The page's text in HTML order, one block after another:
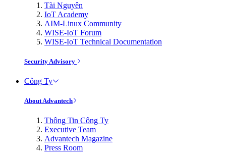
Tài Nguyên
IoT Academy
AIM-Linux Community
WISE-IoT Forum
WISE-IoT Technical Documentation
Security Advisory
Công Ty
About Advantech
Thông Tin Công Ty
Executive Team
Advantech Magazine
Press Room